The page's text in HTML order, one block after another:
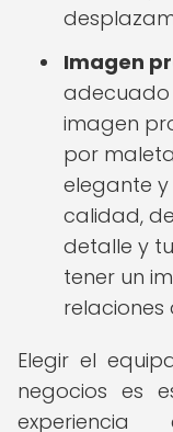
Imagen
imagen
por
elegante
calidad,
detalle y
tener un
relaciones
Elegir el
negocios es